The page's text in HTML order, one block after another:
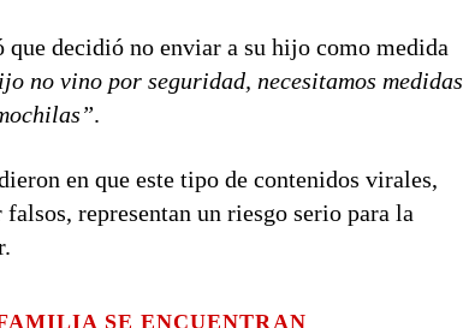
que decidió no enviar a su hijo como medida
no vino por seguridad, necesitamos medidas
.
en que este tipo de contenidos virales,
falsos, representan un riesgo serio para la
SE ENCUENTRAN